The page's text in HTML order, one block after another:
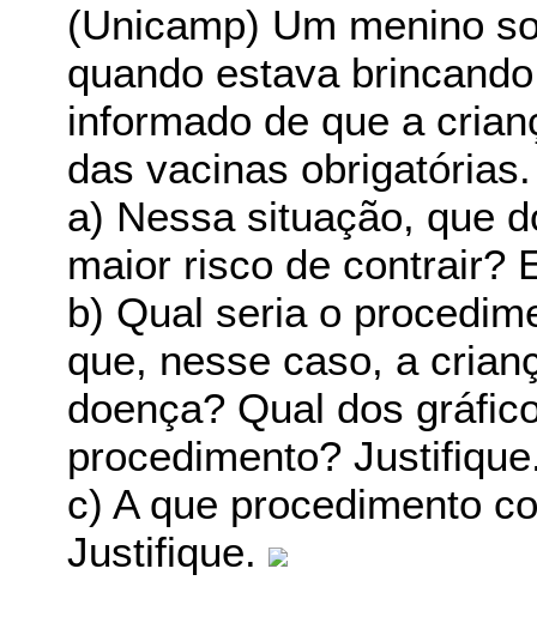
(Unicamp) Um menino
quando estava
informado de que a
das vacinas obrigatórias.
a) Nessa situação, que
maior risco de contrair?
b) Qual seria o
que, nesse caso, a
doença? Qual dos
procedimento?
c) A que procedimento
Justifique.